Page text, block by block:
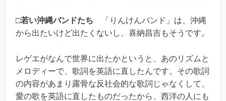
□若い沖縄バンドたち 「りんけんバンド」は、沖縄
から出たいけど出たくないし、喜納昌吉もそうです。
レゲエがなんで世界に出たかというと、あのリズムと
メロディーで、歌詞を英語に直したんです。その歌詞
の内容があまり露骨な反社会的な歌詞じゃなくして、
愛の歌を英語に直したものだったから、西洋の人にも